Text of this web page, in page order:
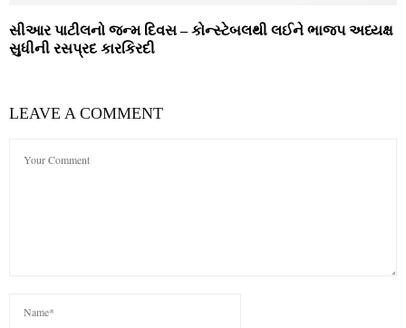
સીઆર પાટીલનો જન્મ દિવસ – કોન્સ્ટેબલથી લઈને ભાજપ અધ્યક્ષ
સુધીની રસપ્રદ કારકિરદી
LEAVE A COMMENT